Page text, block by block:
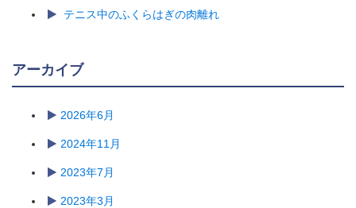
テニス中のふくらはぎの肉離れ
アーカイブ
2026年6月
2024年11月
2023年7月
2023年3月